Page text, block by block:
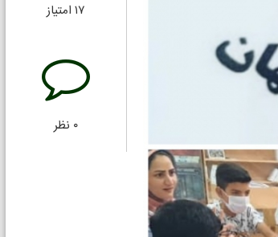
۱۷ امتیاز
۰ نظر